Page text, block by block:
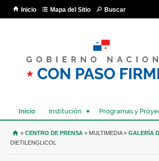
Inicio Mapa del Sitio Buscar
Inicio Institución Programas y
USTED SE ENCUENTRA AQUÍ
» CENTRO DE PRENSA » MULTIMEDIA » GALERÍA
DIETILENGLICOL